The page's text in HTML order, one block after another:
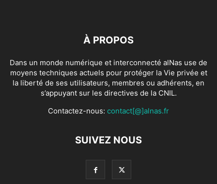
À PROPOS
Dans un monde numérique et interconnecté alNas use de
moyens techniques actuels pour protéger la Vie privée et
la liberté de ses utilisateurs, membres ou adhérents, en
s’appuyant sur les directives de la CNIL.
Contactez-nous: contact[@]alnas.fr
SUIVEZ NOUS